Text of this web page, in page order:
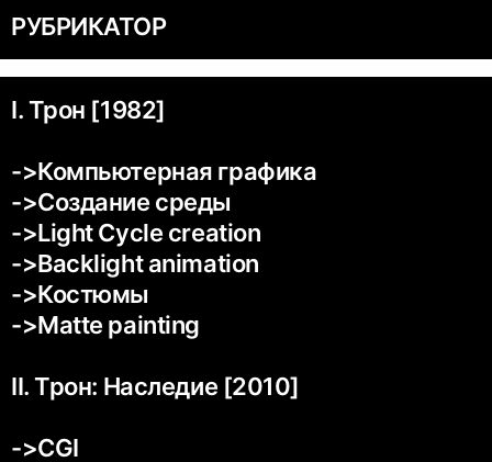
РУБРИКАТОР
I. Трон [1982]
->Компьютерная графика
->Создание среды
->Light Cycle сreation
->Backlight animation
->Костюмы
->Matte painting
II. Трон: Наследие [2010]
->CGI